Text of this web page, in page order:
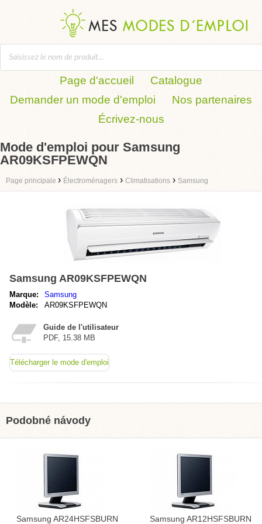
Page d'accueil
Catalogue
Demander un mode d'emploi
Nos partenaires
Écrivez-nous
Mode d'emploi pour Samsung
AR09KSFPEWQN
Page principale › Électroménagers › Climatisations › Samsung
Samsung AR09KSFPEWQN
Marque:
Samsung
Modèle:
AR09KSFPEWQN
Guide de l'utilisateur
PDF, 15.38 MB
Télécharger le mode d'emploi
Podobné návody
Samsung AR24HSFSBURN Samsung AR12HSFSBURN